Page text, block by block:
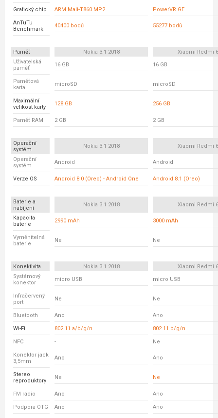
Grafický chip ARM Mali-T860 MP2 PowerVR GE
AnTuTu
Benchmark
40400 bodů 55277 bodů
Paměť Nokia 3.1 2018
Xiaomi Redmi
Uživatelská
paměť
16 GB 16 GB
Paměťová
karta
microSD microSD
Maximální
velikost karty
128 GB 256 GB
Paměť RAM 2 GB 2 GB
Operační
systém
Nokia 3.1 2018 Xiaomi Redmi
Operační
systém
Android Android
Verze OS Android 8.0 (Oreo) - Android One Android 8.1 (Oreo)
Baterie a
nabíjení
Nokia 3.1 2018 Xiaomi Redmi
Kapacita
baterie
2990 mAh 3000 mAh
Vyměnitelná
baterie
Ne Ne
Konektivita Nokia 3.1 2018
Xiaomi Redmi
Systémový
konektor
micro USB micro USB
Infračervený
port
Ne Ne
Bluetooth Ano Ano
Wi-Fi 802.11 a/b/g/n 802.11 b/g/n
NFC - Ne
Konektor jack
3,5mm
Ano Ano
Stereo
reproduktory
Ne Ne
FM rádio Ano Ano
Podpora OTG Ano Ano